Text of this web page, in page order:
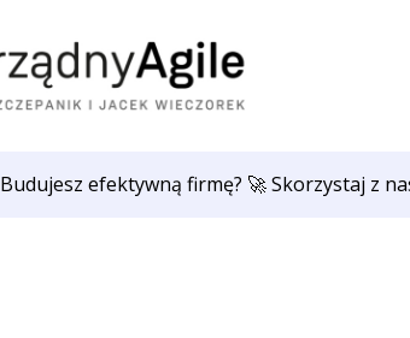
Budujesz efektywną firmę? 🚀 Skorzystaj z